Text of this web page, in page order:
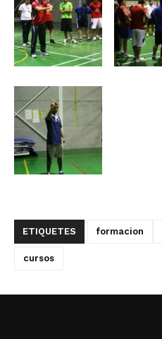
ETIQUETES formacion
cursos